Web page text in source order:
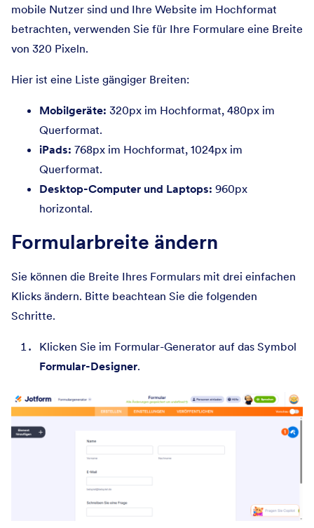
mobile Nutzer sind und Ihre Website im Hochformat
betrachten, verwenden Sie für Ihre Formulare eine Breite
von 320 Pixeln.
Hier ist eine Liste gängiger Breiten:
Mobilgeräte: 320px im Hochformat, 480px im
Querformat.
iPads: 768px im Hochformat, 1024px im
Querformat.
Desktop-Computer und Laptops: 960px
horizontal.
Formularbreite ändern
Sie können die Breite Ihres Formulars mit drei einfachen
Klicks ändern. Bitte beachtean Sie die folgenden
Schritte.
Klicken Sie im Formular-Generator auf das Symbol
Formular-Designer.